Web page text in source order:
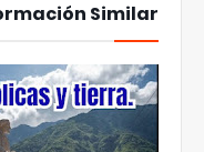
Similar